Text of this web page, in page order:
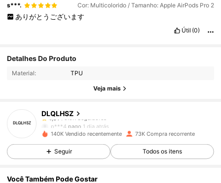
s***. Cor: Multicolorido / Tamanho: Apple AirPods Pro 2
ありがとうございます
Útil (0)
Detalhes Do Produto
Material: TPU
Veja mais
DLQLHSZ
4,91
9.9K Seguidores
p***4
1 dia atrás
4,91 9.9K Seguidores
4,91 9.9K Seguidores
140K Vendido recentemente 73K Compra recorrente
Seguir Todos os itens
Você Também Pode Gostar